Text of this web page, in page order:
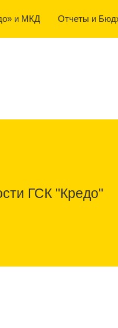
и МКД Отчеты и
ГСК "Кредо"